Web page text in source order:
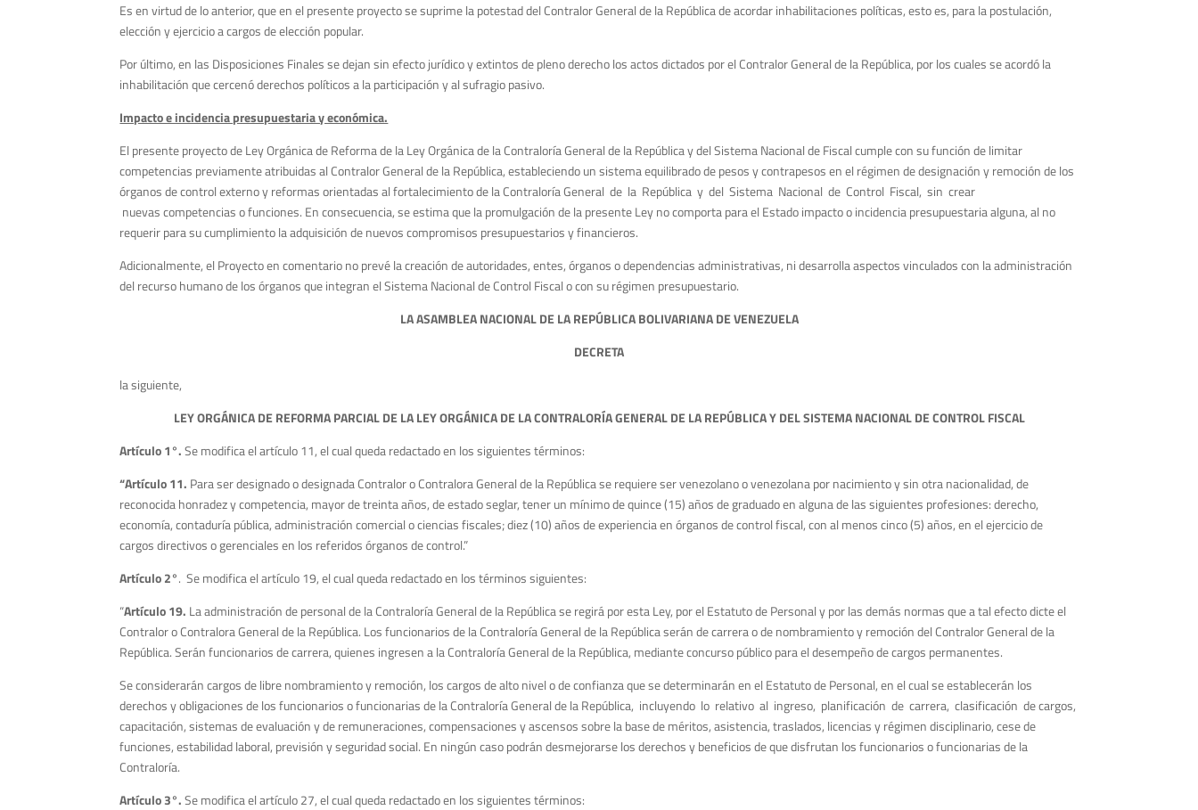
Es en virtud de lo anterior, que en el presente proyecto se suprime la potestad del Contralor General de la República de acordar inhabilitaciones políticas, esto es, para la postulación,
elección y ejercicio a cargos de elección popular.
Por último, en las Disposiciones Finales se dejan sin efecto jurídico y extintos de pleno derecho los actos dictados por el Contralor General de la República, por los cuales se acordó la
inhabilitación que cercenó derechos políticos a la participación y al sufragio pasivo.
Impacto e incidencia presupuestaria y económica.
El presente proyecto de Ley Orgánica de Reforma de la Ley Orgánica de la Contraloría General de la República y del Sistema Nacional de Fiscal cumple con su función de limitar
competencias previamente atribuidas al Contralor General de la República, estableciendo un sistema equilibrado de pesos y contrapesos en el régimen de designación y remoción de los
órganos de control externo y reformas orientadas al fortalecimiento de la Contraloría General de la República y del Sistema Nacional de Control Fiscal, sin crear
nuevas competencias o funciones. En consecuencia, se estima que la promulgación de la presente Ley no comporta para el Estado impacto o incidencia presupuestaria alguna, al no
requerir para su cumplimiento la adquisición de nuevos compromisos presupuestarios y financieros.
Adicionalmente, el Proyecto en comentario no prevé la creación de autoridades, entes, órganos o dependencias administrativas, ni desarrolla aspectos vinculados con la administración
del recurso humano de los órganos que integran el Sistema Nacional de Control Fiscal o con su régimen presupuestario.
LA ASAMBLEA NACIONALDE LA REPÚBLICA BOLIVARIANA DE VENEZUELA
DECRETA
la siguiente,
LEY ORGÁNICA DE REFORMA PARCIAL DE LA LEY ORGÁNICA DE LA CONTRALORÍA GENERAL DE LA REPÚBLICA Y DEL SISTEMA NACIONAL DE CONTROL FISCAL
Artículo 1°.Se modifica el artículo 11, el cual queda redactado en los siguientes términos:
“Artículo 11. Para ser designado o designada Contralor o Contralora General de la República se requiere ser venezolano o venezolana por nacimiento y sin otra nacionalidad, de
reconocida honradez y competencia, mayor de treinta años, de estado seglar, tener un mínimo de quince (15) años de graduado en alguna de las siguientes profesiones: derecho,
economía, contaduría pública, administración comercial o ciencias fiscales; diez (10) años de experiencia en órganos de control fiscal, con al menos cinco (5) años, en el ejercicio de
cargos directivos o gerenciales en los referidos órganos de control.”
Artículo 2°. Se modifica el artículo 19, el cual queda redactado en los términos siguientes:
“Artículo 19. La administración de personal de la Contraloría General de la República se regirá por esta Ley, por el Estatuto de Personal y por las demás normas que a tal efecto dicte el
Contralor o Contralora General de la República. Los funcionarios de la Contraloría General de la República serán de carrera o de nombramiento y remoción del Contralor General de la
República. Serán funcionarios de carrera, quienes ingresen a la Contraloría General de la República, mediante concurso público para el desempeño de cargos permanentes.
Se considerarán cargos de libre nombramiento y remoción, los cargos de alto nivel o de confianza que se determinarán en el Estatuto de Personal, en el cual se establecerán los
derechos y obligaciones de los funcionarios o funcionarias de la Contraloría General de la República, incluyendo lo relativo al ingreso, planificación de carrera, clasificación de cargos,
capacitación, sistemas de evaluación y de remuneraciones, compensaciones y ascensos sobre la base de méritos, asistencia, traslados, licencias y régimen disciplinario, cese de
funciones, estabilidad laboral, previsión y seguridad social. En ningún caso podrán desmejorarse los derechos y beneficios de que disfrutan los funcionarios o funcionarias de la
Contraloría.
Artículo 3°.Se modifica el artículo 27, el cual queda redactado en los siguientes términos: